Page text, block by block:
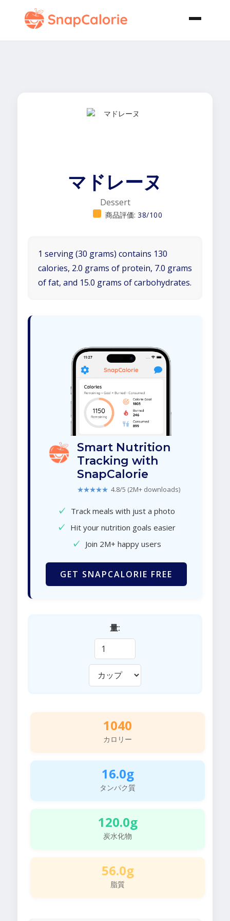
マドレーヌ
Dessert
商品評価: 38/100
1 serving (30 grams) contains 130
calories, 2.0 grams of protein, 7.0 grams
of fat, and 15.0 grams of carbohydrates.
Smart Nutrition
Tracking with
SnapCalorie
★★★★★ 4.8/5 (2M+ downloads)
✓ Track meals with just a photo
✓ Hit your nutrition goals easier
✓ Join 2M+ happy users
GET SNAPCALORIE FREE
量:
1040
カロリー
16.0g
タンパク質
120.0g
炭水化物
56.0g
脂質